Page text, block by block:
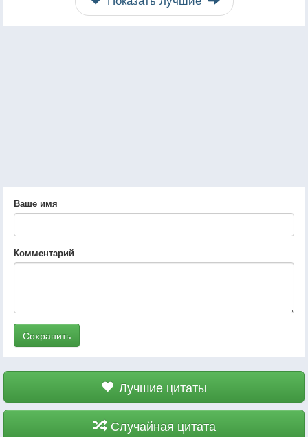
Ваше имя
Комментарий
Сохранить
Лучшие цитаты
Случайная цитата